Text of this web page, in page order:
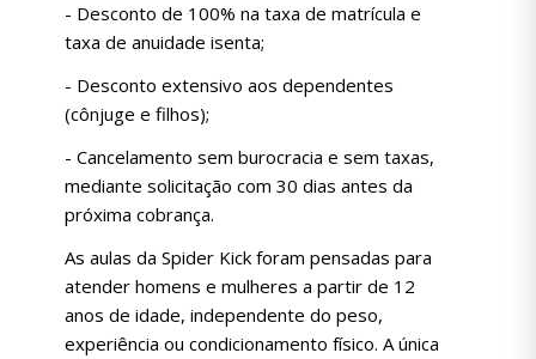
- Desconto de 100% na taxa de matrícula e
taxa de anuidade isenta;
- Desconto extensivo aos dependentes
(cônjuge e filhos);
- Cancelamento sem burocracia e sem taxas,
mediante solicitação com 30 dias antes da
próxima cobrança.
As aulas da Spider Kick foram pensadas para
atender homens e mulheres a partir de 12
anos de idade, independente do peso,
experiência ou condicionamento físico. A única